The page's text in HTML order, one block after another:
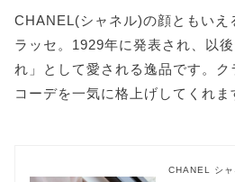
CHANEL(シャネル)の顔ともいえ
ラッセ。1929年に発表され、以
れ」として愛される逸品です。ク
コーデを一気に格上げしてくれま
CHANEL シャ